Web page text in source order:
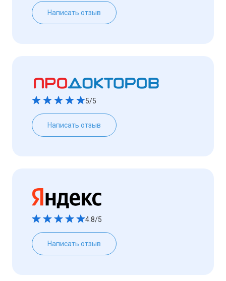
Написать отзыв
5/5
Написать отзыв
4.8/5
Написать отзыв